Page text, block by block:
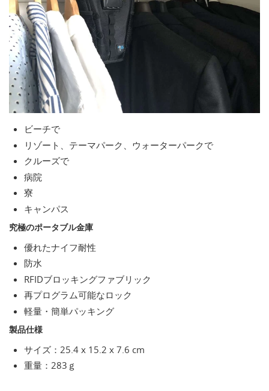
ビーチで
リゾート、テーマパーク、ウォーターパークで
クルーズで
病院
寮
キャンパス
究極のポータブル金庫
優れたナイフ耐性
防水
RFIDブロッキングファブリック
再プログラム可能なロック
軽量・簡単パッキング
製品仕様
サイズ：25.4 x 15.2 x 7.6 cm
重量：283ｇ